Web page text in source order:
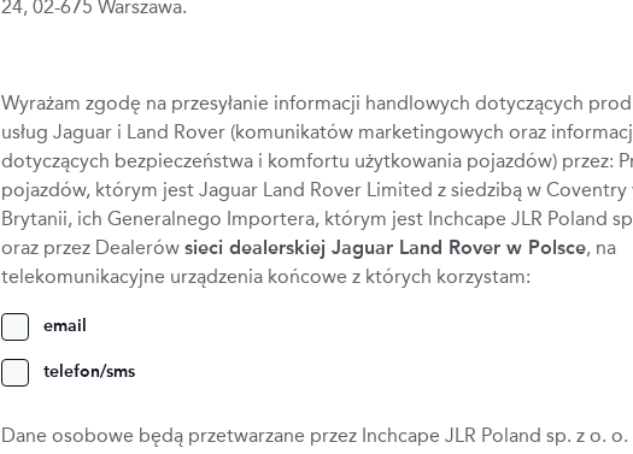
24, 02-675 Warszawa.
Wyrażam zgodę na przesyłanie informacji handlowych dotyczących
usług Jaguar i Land Rover (komunikatów marketingowych oraz
dotyczących bezpieczeństwa i komfortu użytkowania pojazdów) przez:
pojazdów, którym jest Jaguar Land Rover Limited z siedzibą w Coventry
Brytanii, ich Generalnego Importera, którym jest Inchcape JLR Poland
oraz przez Dealerów sieci dealerskiej Jaguar Land Rover w Polsce, na
telekomunikacyjne urządzenia końcowe z których korzystam:
email
telefon/sms
Dane osobowe będą przetwarzane przez Inchcape JLR Poland sp. z o. o.